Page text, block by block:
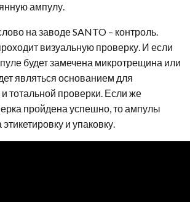
ампулу.
на заводе SANTO – контроль.
визуальную проверку. И если
будет замечена микротрещина или
являться основанием для
тотальной проверки. Если же
пройдена успешно, то ампулы
и упаковку.